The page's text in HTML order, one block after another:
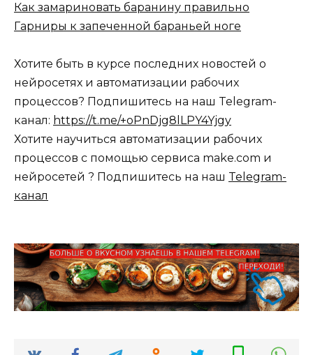
Как замариновать баранину правильно
Гарниры к запеченной бараньей ноге
Хотите быть в курсе последних новостей о
нейросетях и автоматизации рабочих
процессов? Подпишитесь на наш Telegram-
канал: https://t.me/+oPnDjg8lLPY4Yjgy
Хотите научиться автоматизации рабочих
процессов с помощью сервиса make.com и
нейросетей ? Подпишитесь на наш Telegram-
канал